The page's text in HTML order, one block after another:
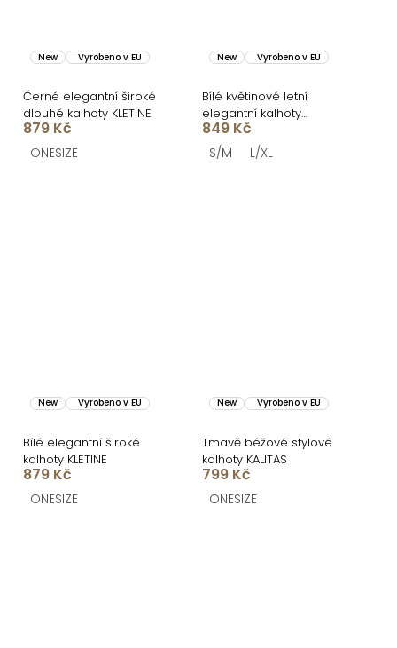
New Vyrobeno v EU
Černé elegantní široké
dlouhé kalhoty KLETINE
879 Kč
ONESIZE
New Vyrobeno v EU
Bílé květinové letní
elegantní kalhoty
FOUKALA
849 Kč
S/M L/XL
New Vyrobeno v EU
Bílé elegantní široké
kalhoty KLETINE
879 Kč
ONESIZE
New Vyrobeno v EU
Tmavě béžové stylové
kalhoty KALITAS
799 Kč
ONESIZE